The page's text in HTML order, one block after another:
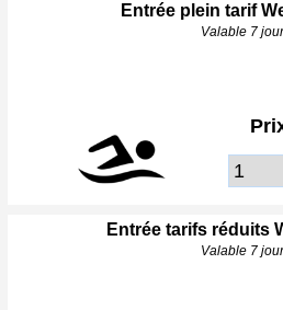
Entrée plein tarif
Valable 7
Entrée tarifs réduits
Valable 7